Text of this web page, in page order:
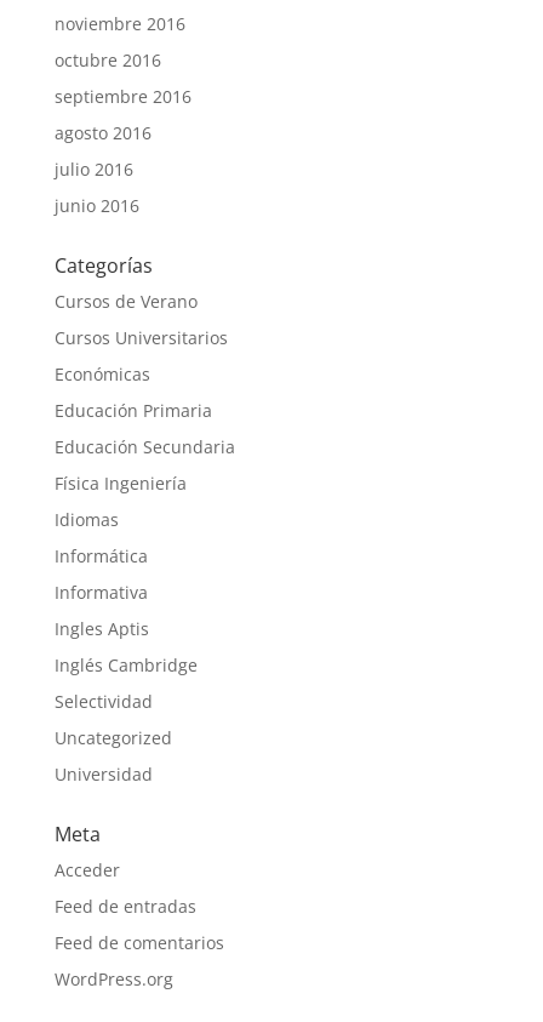
noviembre 2016
octubre 2016
septiembre 2016
agosto 2016
julio 2016
junio 2016
Categorías
Cursos de Verano
Cursos Universitarios
Económicas
Educación Primaria
Educación Secundaria
Física Ingeniería
Idiomas
Informática
Informativa
Ingles Aptis
Inglés Cambridge
Selectividad
Uncategorized
Universidad
Meta
Acceder
Feed de entradas
Feed de comentarios
WordPress.org